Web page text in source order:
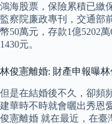
鴻海股票，保險累積已繳
監察院廉政專刊，交通部
幣50萬元，存款1億5202
1430元。
林俊憲離婚: 財產申報曝
但是在結婚後不久，卻頻
建華時不時就會曬出秀恩
俊憲離婚 就在最近，在